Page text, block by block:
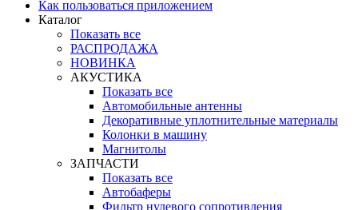
Как пользоваться приложением
Каталог
Показать все
РАСПРОДАЖА
НОВИНКА
АКУСТИКА
Показать все
Автомобильные антенны
Декоративные уплотнительные материалы
Колонки в машину
Магнитолы
ЗАПЧАСТИ
Показать все
Автобаферы
Фильтр нулевого сопротивления